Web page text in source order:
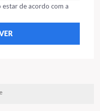
de acordo com a